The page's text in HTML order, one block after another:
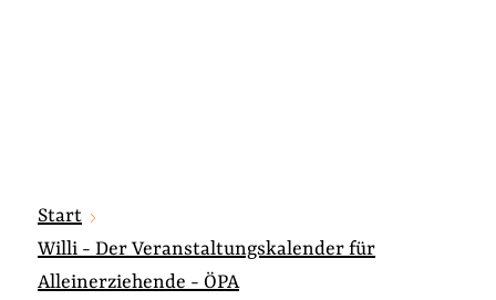
Start
Willi - Der Veranstaltungskalender für
Alleinerziehende - ÖPA